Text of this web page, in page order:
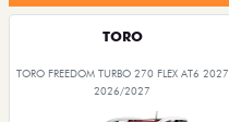
TORO
TORO FREEDOM TURBO 270 FLEX AT6 2027
2026/2027